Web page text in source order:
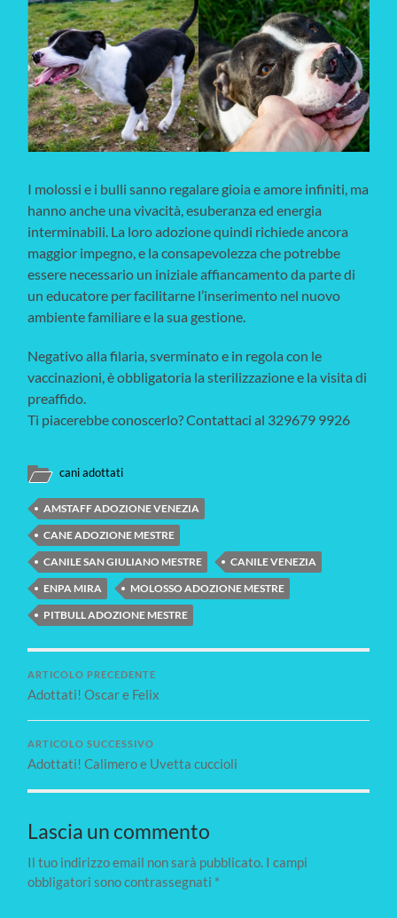
I molossi e i bulli sanno regalare gioia e amore infiniti, ma
hanno anche una vivacità, esuberanza ed energia
interminabili. La loro adozione quindi richiede ancora
maggior impegno, e la consapevolezza che potrebbe
essere necessario un iniziale affiancamento da parte di
un educatore per facilitarne l’inserimento nel nuovo
ambiente familiare e la sua gestione.
Negativo alla filaria, sverminato e in regola con le
vaccinazioni, è obbligatoria la sterilizzazione e la visita di
preaffido.
Ti piacerebbe conoscerlo? Contattaci al 329679 9926
cani adottati
AMSTAFF ADOZIONE VENEZIA
CANE ADOZIONE MESTRE
CANILE SAN GIULIANO MESTRE
CANILE VENEZIA
ENPA MIRA
MOLOSSO ADOZIONE MESTRE
PITBULL ADOZIONE MESTRE
ARTICOLO PRECEDENTE
Adottati! Oscar e Felix
ARTICOLO SUCCESSIVO
Adottati! Calimero e Uvetta cuccioli
Lascia un commento
Il tuo indirizzo email non sarà pubblicato. I campi
obbligatori sono contrassegnati *